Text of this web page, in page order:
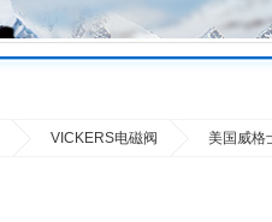
VICKERS电磁阀 美国威格